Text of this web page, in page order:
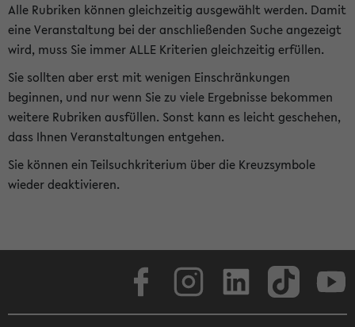
Alle Rubriken können gleichzeitig ausgewählt werden. Damit
eine Veranstaltung bei der anschließenden Suche angezeigt
wird, muss Sie immer ALLE Kriterien gleichzeitig erfüllen.
Sie sollten aber erst mit wenigen Einschränkungen
beginnen, und nur wenn Sie zu viele Ergebnisse bekommen
weitere Rubriken ausfüllen. Sonst kann es leicht geschehen,
dass Ihnen Veranstaltungen entgehen.
Sie können ein Teilsuchkriterium über die Kreuzsymbole
wieder deaktivieren.